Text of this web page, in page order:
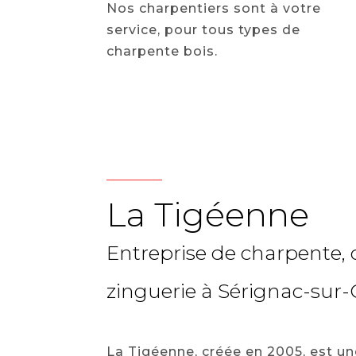
Nos charpentiers sont à votre
service, pour tous types de
charpente bois.
La Tigéenne
Entreprise de charpente,
zinguerie à Sérignac-
La Tigéenne, créée en 2005, est